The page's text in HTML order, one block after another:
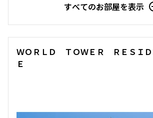
378,000円20,000円
すべてのお部屋を表示
ＷＯＲＬＤ ＴＯＷＥＲ ＲＥＳＩＤ
Ｅ